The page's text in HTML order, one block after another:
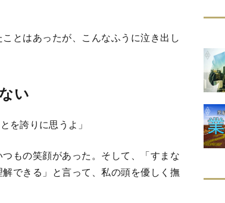
とはあったが、こんなふうに泣き出し
い
を誇りに思うよ」
もの笑顔があった。そして、「すまな
できる」と言って、私の頭を優しく撫